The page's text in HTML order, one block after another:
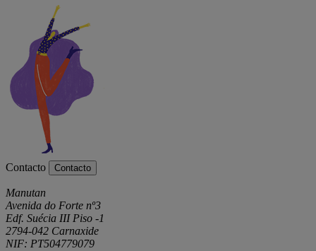
Contacto Contacto
Manutan
Avenida do Forte nº3
Edf. Suécia III Piso -1
2794-042 Carnaxide
NIF: PT504779079